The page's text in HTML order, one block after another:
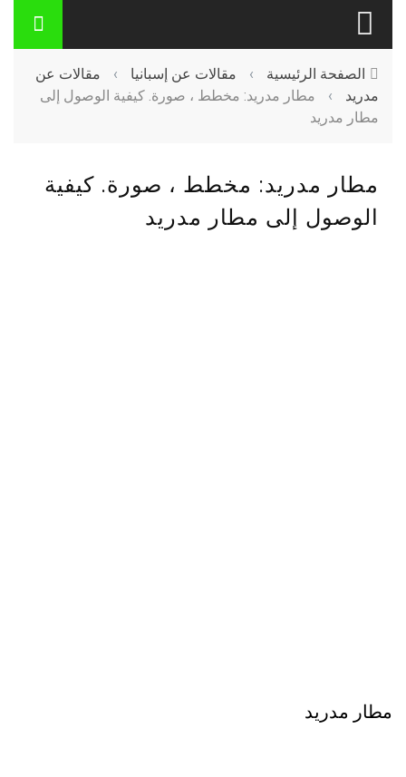
الصفحة الرئيسية › مقالات عن إسبانيا ›
مقالات عن
مدريد
›
مطار مدريد: مخطط ، صورة. كيفية الوصول إلى
مطار مدريد
مطار مدريد: مخطط ، صورة. كيفية
الوصول إلى مطار مدريد
مطار مدريد